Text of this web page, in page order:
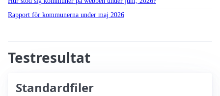
Rapport för kommunerna under maj 2026
Testresultat
Standardfiler